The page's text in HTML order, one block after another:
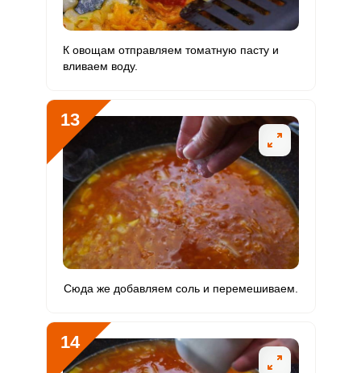
К овощам отправляем томатную пасту и
вливаем воду.
13
Сюда же добавляем соль и перемешиваем.
14